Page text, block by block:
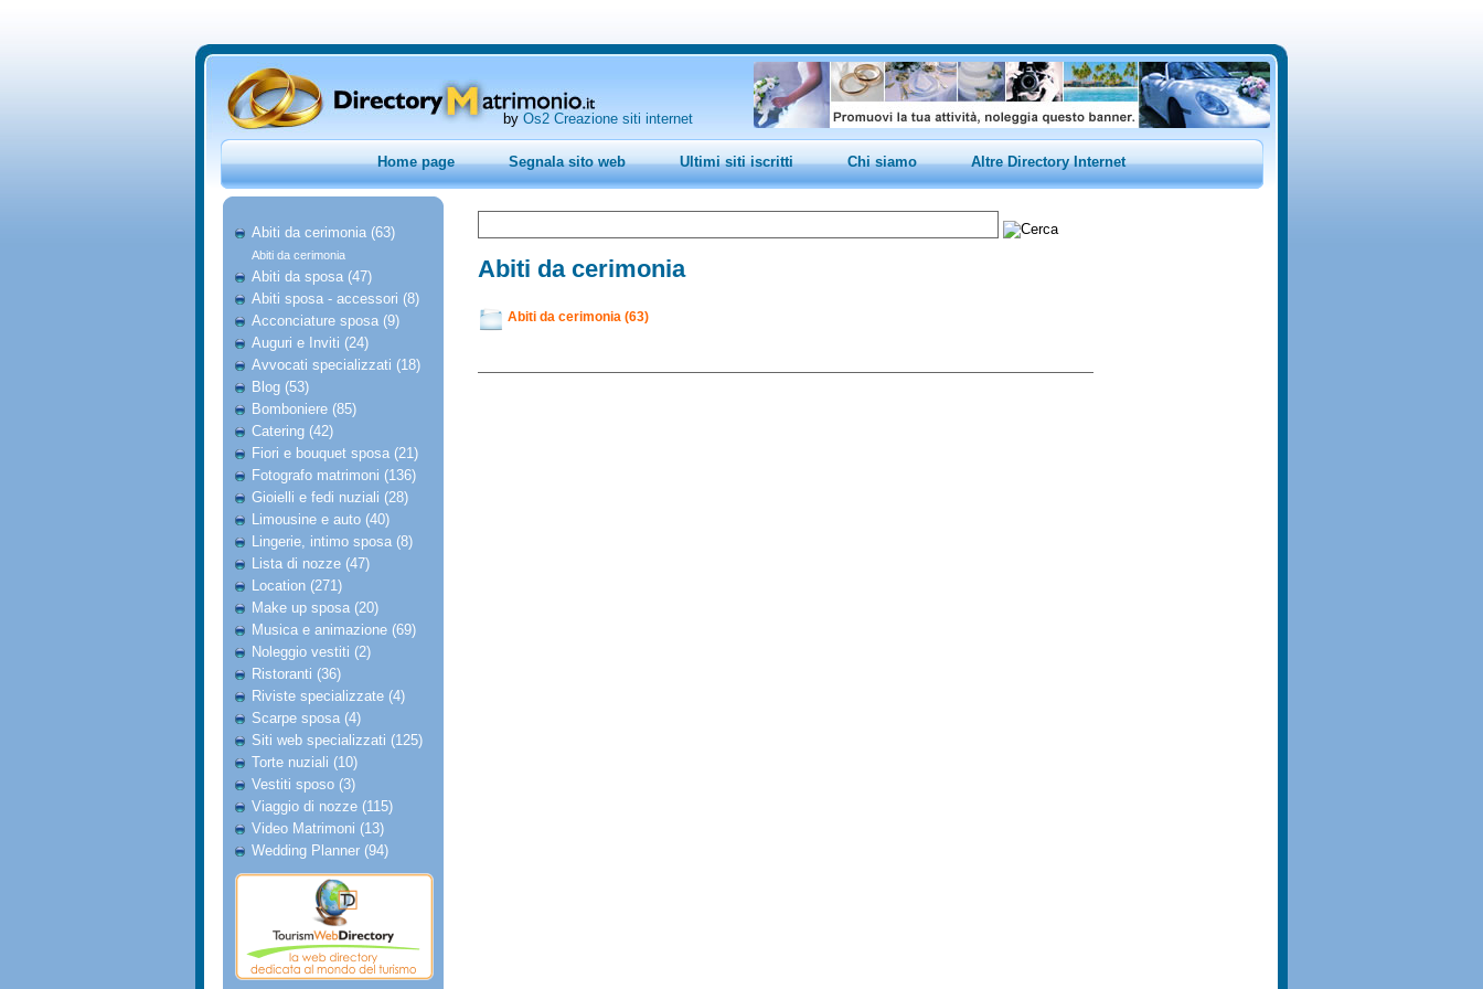
by Os2 Creazione siti internet
Home page Segnala sito web Ultimi siti iscritti Chi siamo Altre Directory Internet
Abiti da cerimonia (63)
Abiti da cerimonia
Abiti da sposa (47)
Abiti sposa - accessori (8)
Acconciature sposa (9)
Auguri e Inviti (24)
Avvocati specializzati (18)
Blog (53)
Bomboniere (85)
Catering (42)
Fiori e bouquet sposa (21)
Fotografo matrimoni (136)
Gioielli e fedi nuziali (28)
Limousine e auto (40)
Lingerie, intimo sposa (8)
Lista di nozze (47)
Location (271)
Make up sposa (20)
Musica e animazione (69)
Noleggio vestiti (2)
Ristoranti (36)
Riviste specializzate (4)
Scarpe sposa (4)
Siti web specializzati (125)
Torte nuziali (10)
Vestiti sposo (3)
Viaggio di nozze (115)
Video Matrimoni (13)
Wedding Planner (94)
Abiti da cerimonia
Abiti da cerimonia (63)